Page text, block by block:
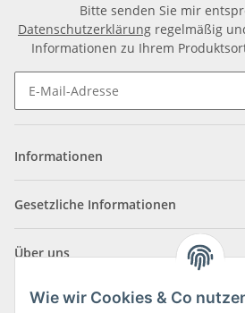
Bitte senden Sie mir
Datenschutzerklärung regelmäßig
Informationen zu Ihrem
Informationen
Gesetzliche Informationen
Über uns
Wie wir Cookies & Co